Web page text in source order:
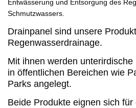
Drainpanel sind unsere
Regenwasserdrainage.
Mit ihnen werden unterirdische
in öffentlichen Bereichen wie
Parks angelegt.
Beide Produkte eignen sich für